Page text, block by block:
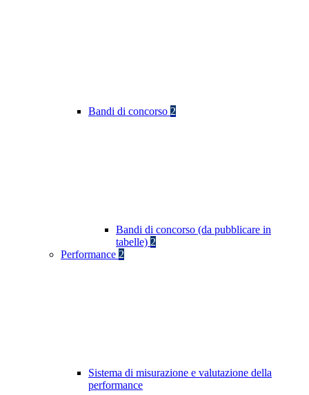
Bandi di concorso 2
Bandi di concorso (da pubblicare in
tabelle) 2
Performance 2
Sistema di misurazione e valutazione della
performance